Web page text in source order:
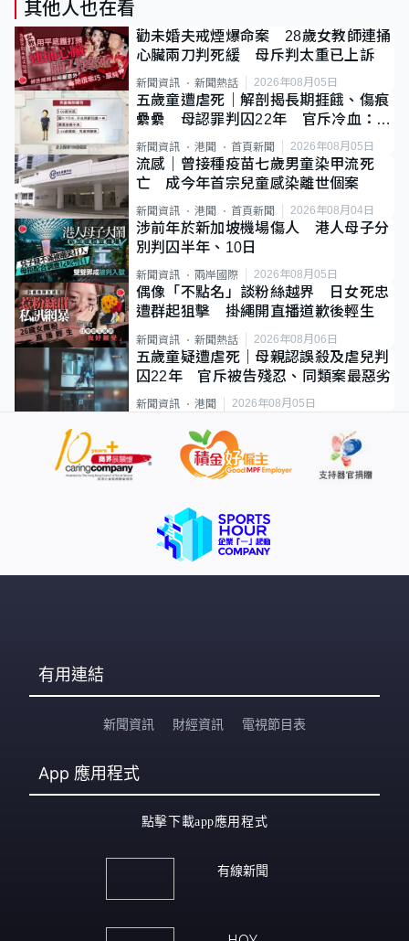
其他人也在看
勸未婚夫戒煙爆命案 28歲女教師連捅
心臟兩刀判死緩 母斥判太重已上訴
新聞資訊 新聞熱話 2026年08月05日
五歲童遭虐死｜解剖揭長期捱餓、傷痕
纍纍 母認罪判囚22年 官斥冷血：同
類案最惡劣
新聞資訊 港聞 首頁新聞 2026年08月05日
流感｜曾接種疫苗七歲男童染甲流死
亡 成今年首宗兒童感染離世個案
新聞資訊 港聞 首頁新聞 2026年08月04日
涉前年於新加坡機場傷人 港人母子分
別判囚半年、10日
新聞資訊 兩岸國際 2026年08月05日
偶像「不點名」談粉絲越界 日女死忠
遭群起狙擊 掛繩開直播道歉後輕生
新聞資訊 新聞熱話 2026年08月06日
五歲童疑遭虐死｜母親認誤殺及虐兒判
囚22年 官斥被告殘忍、同類案最惡劣
新聞資訊 港聞 2026年08月05日
有用連結
新聞資訊 財經資訊 電視節目表
App 應用程式
點擊下載app應用程式
有線新聞